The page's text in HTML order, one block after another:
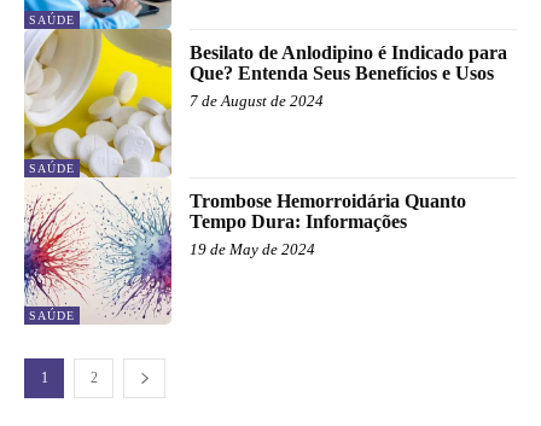
SAÚDE
SAÚDE
Besilato de Anlodipino é Indicado para
Que? Entenda Seus Benefícios e Usos
7 de August de 2024
SAÚDE
Trombose Hemorroidária Quanto
Tempo Dura: Informações
19 de May de 2024
1 2